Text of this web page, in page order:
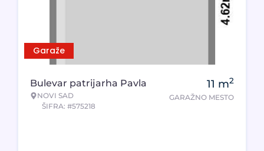
Garaže
Bulevar patrijarha Pavla
NOVI SAD
ŠIFRA: #575218
11 m2
GARAŽNO MESTO